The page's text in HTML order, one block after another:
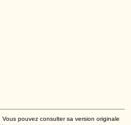
pouvez consulter sa version originale